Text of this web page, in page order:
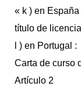
« k ) en España
título de
l ) en Portugal :
Carta de curso
Artículo 2